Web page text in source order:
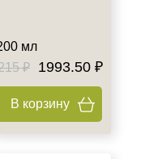
мл
₽
1993.50 ₽
В корзину